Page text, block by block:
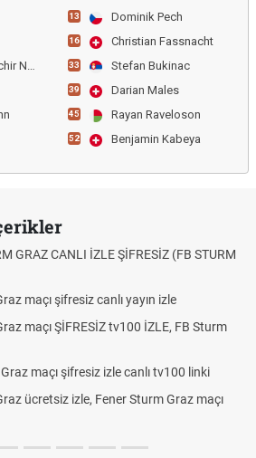
Mouhamed El Bachir Ngom
13 Dominik Pech
16 Christian Fassnacht
33 Stefan Bukinac
39 Darian Males
45 Rayan Raveloson
52 Benjamin Kabeya
GRAZ CANLI İZLE ŞİFRESİZ (FB STURM
maçı şifresiz canlı yayın izle
maçı ŞİFRESİZ tv100 İZLE, FB Sturm
maçı şifresiz izle canlı tv100 linki
ücretsiz izle, Fener Sturm Graz maçı